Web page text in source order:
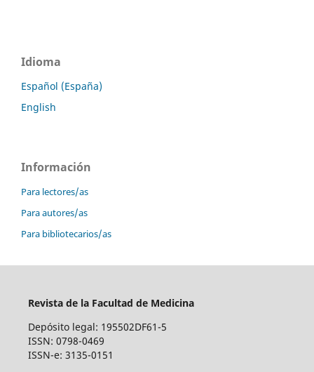
Idioma
Español (España)
English
Información
Para lectores/as
Para autores/as
Para bibliotecarios/as
Revista de la Facultad de Medicina
Depósito legal: 195502DF61-5
ISSN: 0798-0469
ISSN-e: 3135-0151